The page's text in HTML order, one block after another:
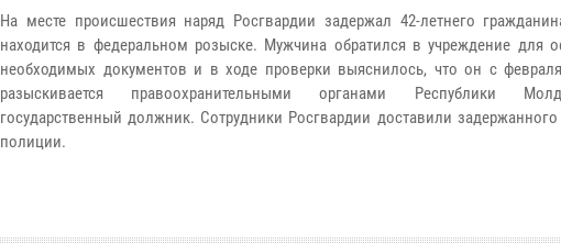
На месте происшествия наряд Росгвардии задержал 42-летнего
находится в федеральном розыске. Мужчина обратился в учреждение для
необходимых документов и в ходе проверки выяснилось, что он с
разыскивается правоохранительными органами Республики
государственный должник. Сотрудники Росгвардии доставили
полиции.